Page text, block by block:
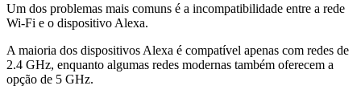
Um dos problemas mais comuns é a incompatibilidade entre a rede
Wi-Fi e o dispositivo Alexa.
A maioria dos dispositivos Alexa é compatível apenas com redes de
2.4 GHz, enquanto algumas redes modernas também oferecem a
opção de 5 GHz.